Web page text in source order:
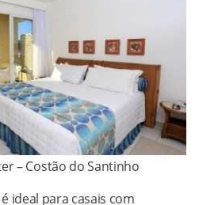
– Costão do Santinho
ideal para casais com